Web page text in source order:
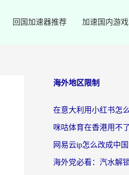
回国加速器推荐 加速国内游戏
海外地区限制